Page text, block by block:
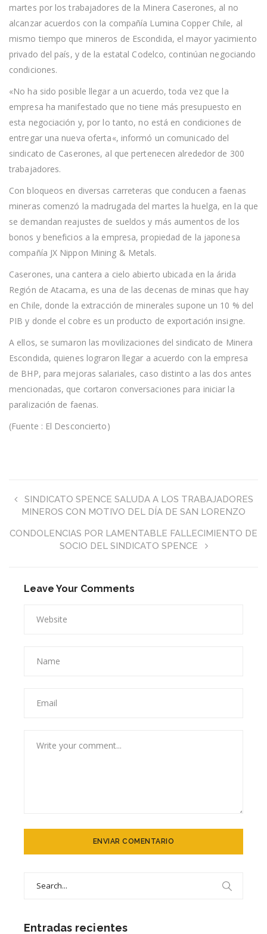
martes por los trabajadores de la Minera Caserones, al no
alcanzar acuerdos con la compañía Lumina Copper Chile, al
mismo tiempo que mineros de Escondida, el mayor yacimiento
privado del país, y de la estatal Codelco, continúan negociando
condiciones.
«No ha sido posible llegar a un acuerdo, toda vez que la
empresa ha manifestado que no tiene más presupuesto en
esta negociación y, por lo tanto, no está en condiciones de
entregar una nueva oferta«, informó un comunicado del
sindicato de Caserones, al que pertenecen alrededor de 300
trabajadores.
Con bloqueos en diversas carreteras que conducen a faenas
mineras comenzó la madrugada del martes la huelga, en la que
se demandan reajustes de sueldos y más aumentos de los
bonos y beneficios a la empresa, propiedad de la japonesa
compañía JX Nippon Mining & Metals.
Caserones, una cantera a cielo abierto ubicada en la árida
Región de Atacama, es una de las decenas de minas que hay
en Chile, donde la extracción de minerales supone un 10 % del
PIB y donde el cobre es un producto de exportación insigne.
A ellos, se sumaron las movilizaciones del sindicato de Minera
Escondida, quienes lograron llegar a acuerdo con la empresa
de BHP, para mejoras salariales, caso distinto a las dos antes
mencionadas, que cortaron conversaciones para iniciar la
paralización de faenas.
(Fuente : El Desconcierto)
SINDICATO SPENCE SALUDA A LOS TRABAJADORES
MINEROS CON MOTIVO DEL DÍA DE SAN LORENZO
CONDOLENCIAS POR LAMENTABLE FALLECIMIENTO DE
SOCIO DEL SINDICATO SPENCE
Leave Your Comments
Entradas recientes